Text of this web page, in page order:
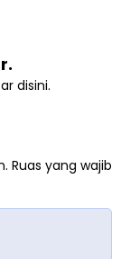
disini.
Ruas yang wajib